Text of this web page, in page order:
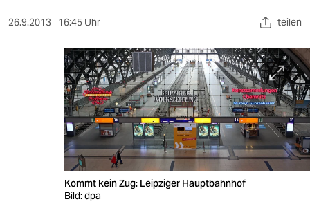
wahrheit
veranstaltungen
fragen & hilfe
26.9.2013 16:45 Uhr teilen
Kommt kein Zug: Leipziger Hauptbahnhof
Bild: dpa